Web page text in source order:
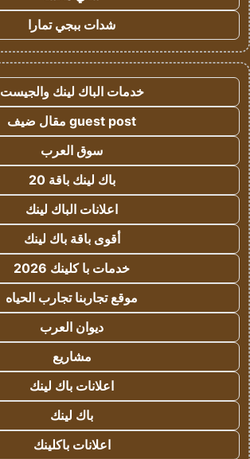
شدات ببجي تمارا
خدمات الباك لينك والجيست
guest post مقال ضيف
سوق العرب
باك لينك باقة 20
اعلانات الباك لينك
أقوى باقة باك لينك
خدمات با كلينك 2026
موقع تجاربنا تجارب الحياه
ديوان العرب
مشاريع
اعلانات باك لينك
باك لينك
اعلانات باكلينك